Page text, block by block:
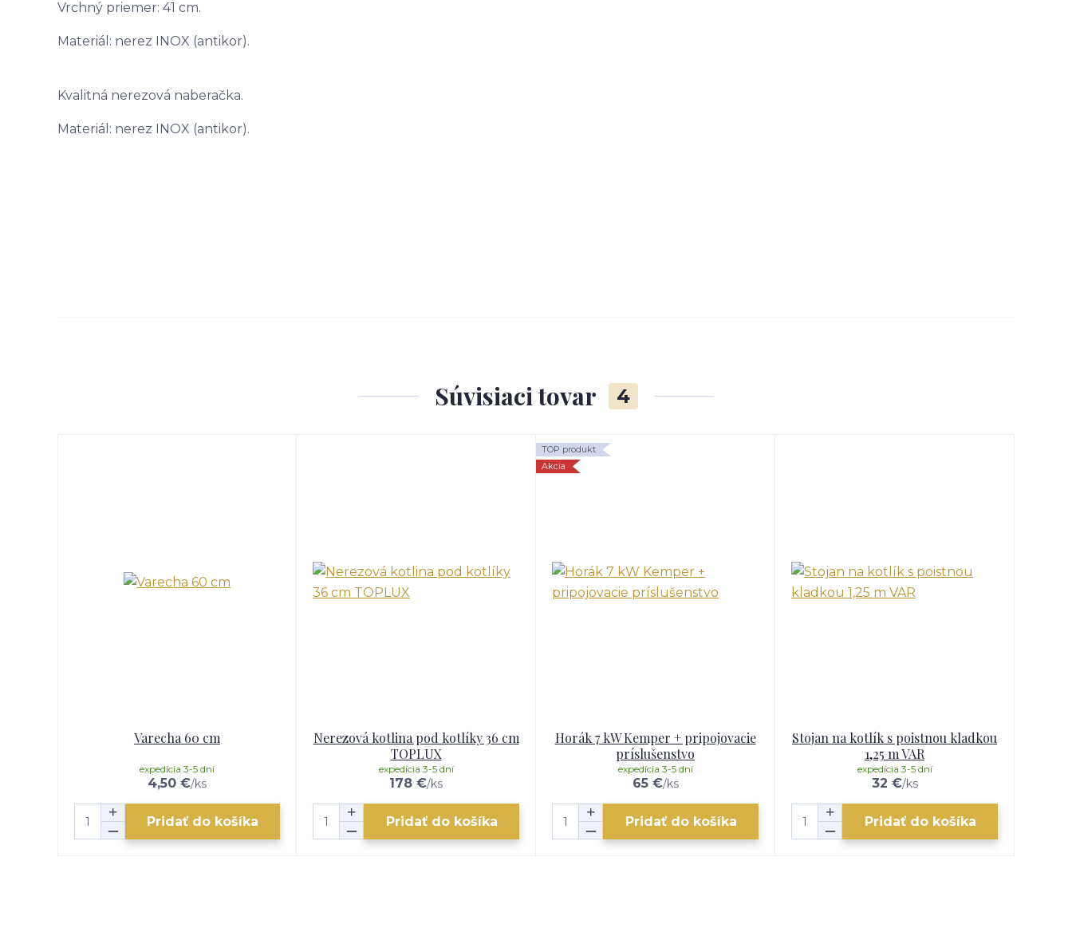
Vrchný priemer: 41 cm.
Materiál: nerez INOX (antikor).
Kvalitná nerezová naberačka.
Materiál: nerez INOX (antikor).
Súvisiaci tovar 4
Varecha 60 cm
4,50 €/ks
expedícia 3-5 dní
Pridať do košíka
Nerezová kotlina pod kotlíky 36 cm
TOPLUX
178 €/ks
expedícia 3-5 dní
Pridať do košíka
TOP produkt
Akcia
Horák 7 kW Kemper + pripojovacie
príslušenstvo
65 €/ks
expedícia 3-5 dní
Pridať do košíka
Stojan na kotlík s poistnou kladkou
1,25 m VAR
32 €/ks
expedícia 3-5 dní
Pridať do košíka